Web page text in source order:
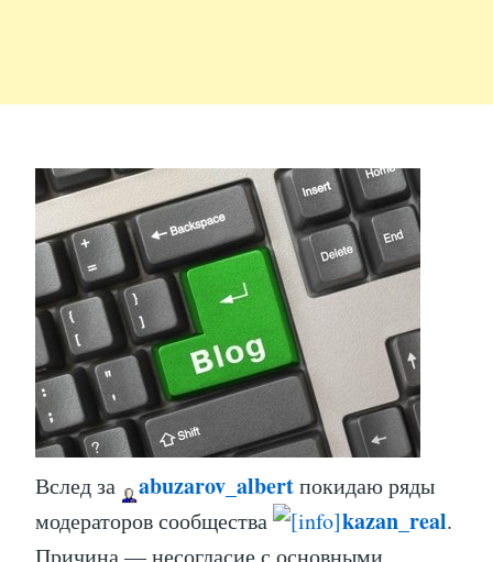
Вслед за abuzarov_albertпокидаю ряды
модераторов сообщества
kazan_real.